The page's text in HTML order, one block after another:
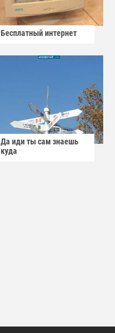
Бесплатный интернет
Да иди ты сам знаешь
куда